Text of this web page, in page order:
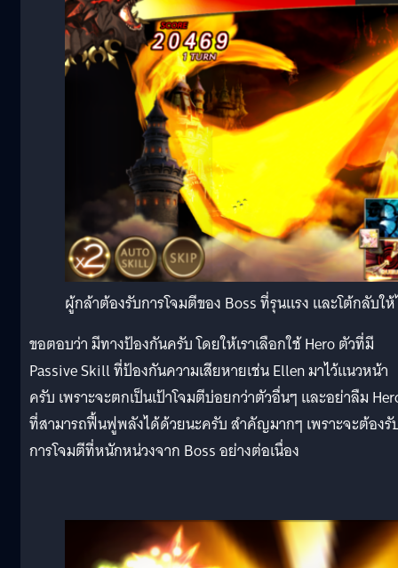
ผู้กล้าต้องรับการโจมตีของ Boss ที่รุนแรง และโต้กลับใ
ขอตอบว่า มีทางป้องกันครับ โดยให้เราเลือกใช้ Hero ตัวที่มี
Passive Skill ที่ป้องกันความเสียหายเช่น Ellen มาไว้แนวหน้า
ครับ เพราะจะตกเป็นเป้าโจมตีบ่อยกว่าตัวอื่นๆ และอย่าลืม
ที่สามารถฟื้นฟูพลังได้ด้วยนะครับ สำคัญมากๆ เพราะจะต้องรั
การโจมตีที่หนักหน่วงจาก Boss อย่างต่อเนื่อง